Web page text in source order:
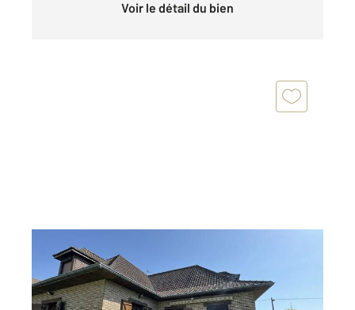
Voir le détail du bien
ST QUENTIN 02
176 m2, 5 pièces
Ref : 13532